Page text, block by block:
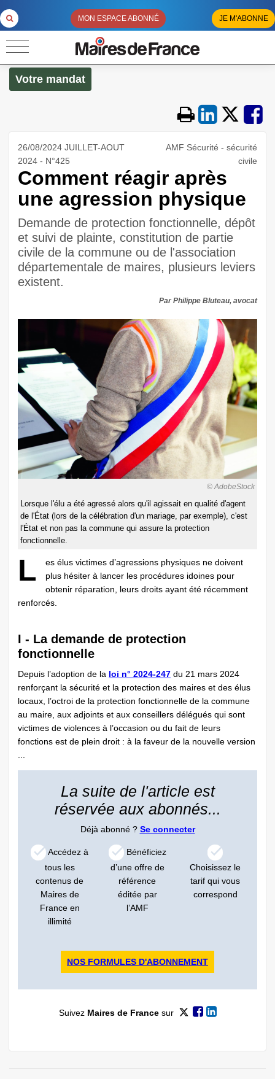
MON ESPACE ABONNÉ JE M'ABONNE
Votre mandat
26/08/2024 JUILLET-AOUT
2024 - N°425
AMF Sécurité - sécurité
civile
Comment réagir après
une agression physique
Demande de protection fonctionnelle, dépôt
et suivi de plainte, constitution de partie
civile de la commune ou de l'association
départementale de maires, plusieurs leviers
existent.
Par Philippe Bluteau, avocat
© AdobeStock
Lorsque l'élu a été agressé alors qu'il agissait en qualité d'agent
de l'État (lors de la célébration d'un mariage, par exemple), c'est
l'État et non pas la commune qui assure la protection
fonctionnelle.
L
es élus victimes d’agressions physiques ne doivent
plus hésiter à lancer les procédures idoines pour
obtenir réparation, leurs droits ayant été récemment
renforcés.
I - La demande de protection
fonctionnelle
Depuis l’adoption de la loi n° 2024-247 du 21 mars 2024
renforçant la sécurité et la protection des maires et des élus
locaux, l’octroi de la protection fonctionnelle de la commune
au maire, aux adjoints et aux conseillers délégués qui sont
victimes de violences à l’occasion ou du fait de leurs
fonctions est de plein droit : à la faveur de la nouvelle version
La suite de l'article est
réservée aux abonnés...
Déjà abonné ? Se connecter
Accédez à
tous les
contenus de
Maires de
France en
illimité
Bénéficiez
d’une offre de
référence
éditée par
l’AMF
Choisissez le
tarif qui vous
correspond
NOS FORMULES D'ABONNEMENT
Suivez Maires de Francesur